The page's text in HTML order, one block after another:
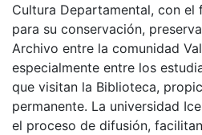
Cultura Departamental, con el
para su conservación,
Archivo entre la comunidad
especialmente entre los
que visitan la Biblioteca,
permanente. La universidad
el proceso de difusión,